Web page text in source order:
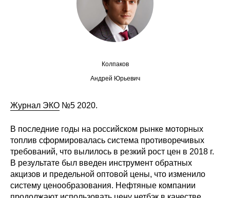
Отчетность
Противодействие коррупции
Материалы для СМИ
Научная жизнь
Издания
Проблемы прогнозирования
О журнале
Колпаков
Андрей Юрьевич
Журнал ЭКО №5 2020.
В последние годы на российском рынке моторных
топлив сформировалась система противоречивых
требований, что вылилось в резкий рост цен в 2018 г.
В результате был введен инструмент обратных
акцизов и предельной оптовой цены, что изменило
систему ценообразования. Нефтяные компании